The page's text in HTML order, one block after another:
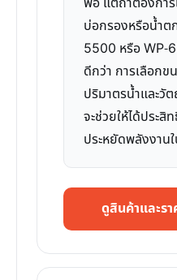
บ่อกรองหรือน้ำต
5500 หรือ WP-
ดีกว่า การเลือกข
ปริมาตรน้ำและวั
จะช่วยให้ได้ประสิ
ประหยัดพลังงานใ
ดูสินค้าและร